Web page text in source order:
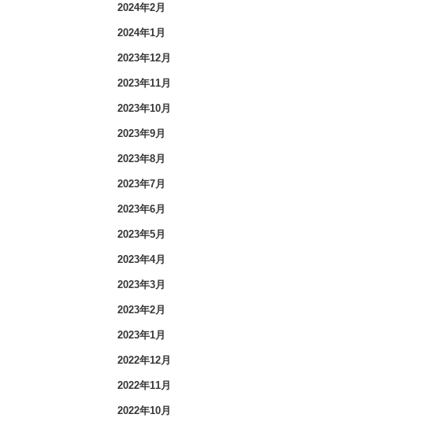
2024年2月
2024年1月
2023年12月
2023年11月
2023年10月
2023年9月
2023年8月
2023年7月
2023年6月
2023年5月
2023年4月
2023年3月
2023年2月
2023年1月
2022年12月
2022年11月
2022年10月